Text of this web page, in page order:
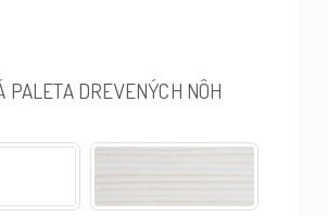
PALETA DREVENÝCH NÔH